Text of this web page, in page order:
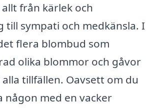
från kärlek och
till sympati och medkänsla. I
flera blombud som
olika blommor och gåvor
tillfällen. Oavsett om du
någon med en vacker